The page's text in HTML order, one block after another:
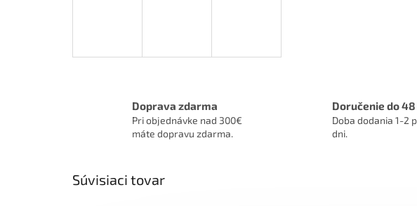
Doprava zdarma
Pri objednávke nad 300€
máte dopravu zdarma.
Doručenie do
Doba dodania 1-2
dni.
Súvisiaci tovar